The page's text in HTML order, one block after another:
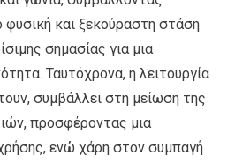
φυσική και ξεκούραστη στάση
σημασίας για μια
Ταυτόχρονα, η λειτουργία
συμβάλλει στη μείωση της
προσφέροντας μια
ενώ χάρη στον συμπαγή